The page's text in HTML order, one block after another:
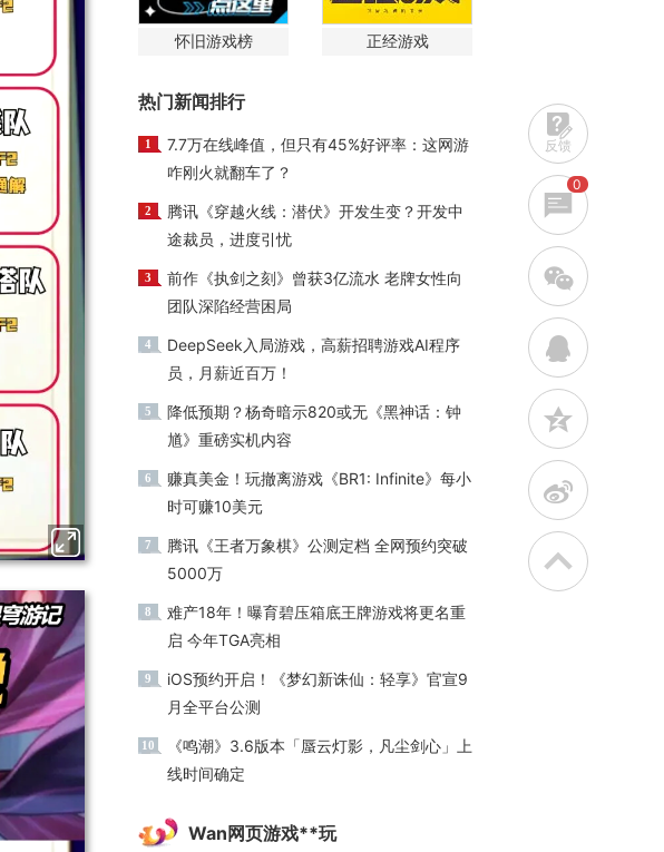
怀旧游戏榜 正经游戏
热门新闻排行
1
7.7万在线峰值，但只有45%好评率：这网游
咋刚火就翻车了？
2
腾讯《穿越火线：潜伏》开发生变？开发中
途裁员，进度引忧
3
前作《执剑之刻》曾获3亿流水 老牌女性向
团队深陷经营困局
4
DeepSeek入局游戏，高薪招聘游戏AI程序
员，月薪近百万！
5
降低预期？杨奇暗示820或无《黑神话：钟
馗》重磅实机内容
6
赚真美金！玩撤离游戏《BR1: Infinite》每小
时可赚10美元
7
腾讯《王者万象棋》公测定档 全网预约突破
5000万
8
难产18年！曝育碧压箱底王牌游戏将更名重
启 今年TGA亮相
9
iOS预约开启！《梦幻新诛仙：轻享》官宣9
月全平台公测
10
《鸣潮》3.6版本「蜃云灯影，凡尘剑心」上
线时间确定
Wan网页游戏**玩
反馈
0
w
q
z
t